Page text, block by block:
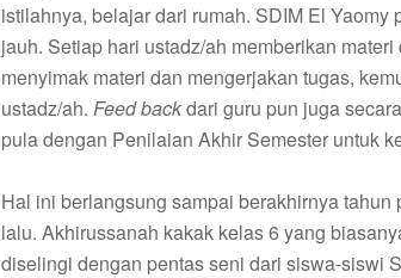
istilahnya, belajar dari rumah. SDIM El
jauh. Setiap hari ustadz/ah memberikan
menyimak materi dan mengerjakan tugas,
ustadz/ah. Feed backdari guru pun juga
pula dengan Penilaian Akhir Semester untuk
Hal ini berlangsung sampai berakhirnya
lalu. Akhirussanah kakak kelas 6 yang
diselingi dengan pentas seni dari siswa-siswi